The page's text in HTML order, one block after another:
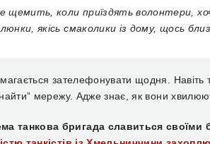
щемить, коли приїздять волонтери,
якісь смаколики із дому, щось
зателефонувати щодня. Н
мережу. Адже знає, як вони
танкова бригада славиться